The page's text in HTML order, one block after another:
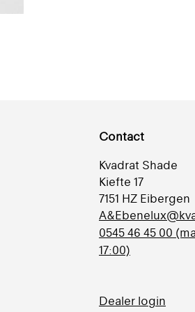
Contact
Kvadrat Shade
Kiefte 17
7151 HZ Eibergen
0545 46 45 00
17:00)
Dealer login